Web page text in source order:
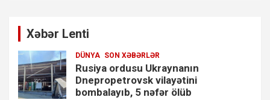
Xəbər Lenti
DÜNYA SON XƏBƏRLƏR
Rusiya ordusu Ukraynanın
Dnepropetrovsk vilayətini
bombalayıb, 5 nəfər ölüb